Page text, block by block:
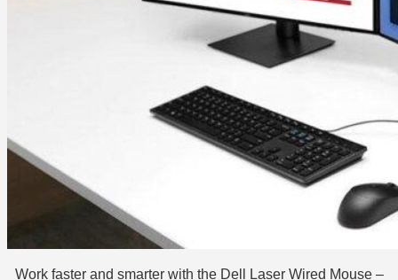
Work faster and smarter with the Dell Laser Wired Mouse –